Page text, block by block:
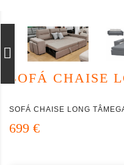
SOFÁ CHAISE
SOFÁ CHAISE LONG
699 €